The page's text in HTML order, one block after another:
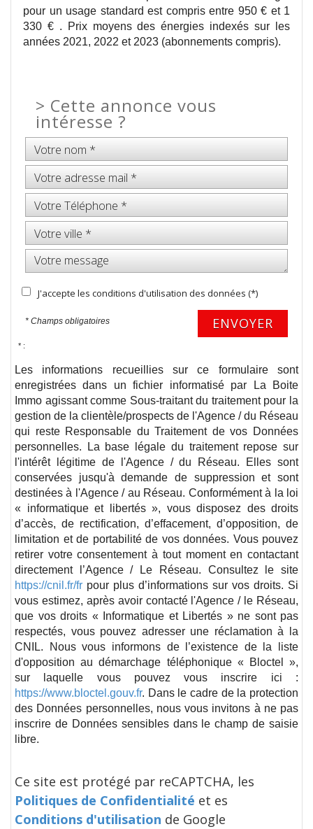
pour un usage standard est compris entre 950 € et 1
330 € . Prix moyens des énergies indexés sur les
années 2021, 2022 et 2023 (abonnements compris).
> Cette annonce vous
intéresse ?
J'accepte les conditions d'utilisation des données (*)
* Champs obligatoires ENVOYER
* :
Les informations recueillies sur ce formulaire sont
enregistrées dans un fichier informatisé par La Boite
Immo agissant comme Sous-traitant du traitement pour la
gestion de la clientèle/prospects de l'Agence / du Réseau
qui reste Responsable du Traitement de vos Données
personnelles. La base légale du traitement repose sur
l'intérêt légitime de l'Agence / du Réseau. Elles sont
conservées jusqu'à demande de suppression et sont
destinées à l'Agence / au Réseau. Conformément à la loi
« informatique et libertés », vous disposez des droits
d’accès, de rectification, d’effacement, d’opposition, de
limitation et de portabilité de vos données. Vous pouvez
retirer votre consentement à tout moment en contactant
directement l’Agence / Le Réseau. Consultez le site
https://cnil.fr/fr pour plus d’informations sur vos droits. Si
vous estimez, après avoir contacté l'Agence / le Réseau,
que vos droits « Informatique et Libertés » ne sont pas
respectés, vous pouvez adresser une réclamation à la
CNIL. Nous vous informons de l’existence de la liste
d'opposition au démarchage téléphonique « Bloctel »,
sur laquelle vous pouvez vous inscrire ici :
https://www.bloctel.gouv.fr. Dans le cadre de la protection
des Données personnelles, nous vous invitons à ne pas
inscrire de Données sensibles dans le champ de saisie
libre.
Ce site est protégé par reCAPTCHA, les
Politiques de Confidentialité et es
Conditions d'utilisation de Google